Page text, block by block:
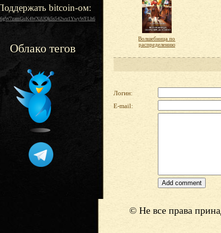
bitcoin-ом:
Облако тегов
Волшебница по
распределению
Логин:
E-mail:
© Не все права